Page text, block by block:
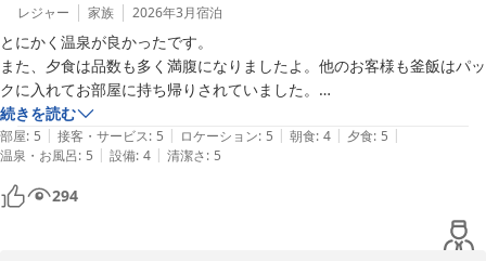
レジャー 家族 2026年3月宿泊
とにかく温泉が良かったです。
また、夕食は品数も多く満腹になりましたよ。他のお客様も釜飯はパッ
クに入れてお部屋に持ち帰りされていました。
私は夜食として一口だけと思いましたが、美味しくて全部食べてしまい
ました。
続きを読む
部屋: 5 | 接客・サービス: 5 | ロケーション: 5 | 朝食: 4 | 夕食: 5 |
温泉・お風呂: 5 | 設備: 4 | 清潔さ: 5
294